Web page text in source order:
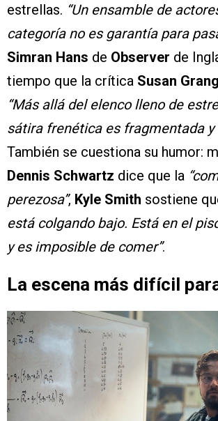
estrellas. “Un ensamble de
categoría no es garantía para
Simran Hans de Observer de
tiempo que la crítica Susan
“Más allá del elenco lleno de
sátira frenética es fragmentada y
También se cuestiona su humor:
Dennis Schwartz dice que la
perezosa”, Kyle Smith sostiene
está colgando bajo. Está en el
y es imposible de comer”.
La escena más difícil